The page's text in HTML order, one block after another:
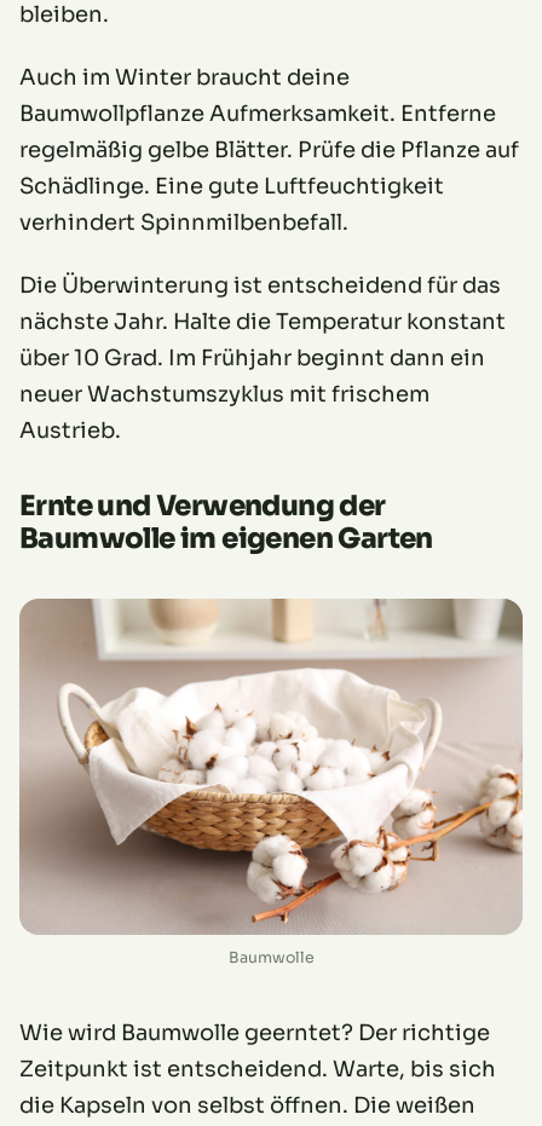
bleiben.
Auch im Winter braucht deine
Baumwollpflanze Aufmerksamkeit. Entferne
regelmäßig gelbe Blätter. Prüfe die Pflanze auf
Schädlinge. Eine gute Luftfeuchtigkeit
verhindert Spinnmilbenbefall.
Die Überwinterung ist entscheidend für das
nächste Jahr. Halte die Temperatur konstant
über 10 Grad. Im Frühjahr beginnt dann ein
neuer Wachstumszyklus mit frischem
Austrieb.
Ernte und Verwendung der
Baumwolle im eigenen Garten
Baumwolle
Wie wird Baumwolle geerntet? Der richtige
Zeitpunkt ist entscheidend. Warte, bis sich
die Kapseln von selbst öffnen. Die weißen